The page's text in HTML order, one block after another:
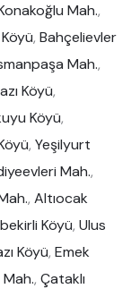
Mah.,
, Bahçelievler
Mah.,
Köyü,
Köyü,
, Yeşilyurt
Mah.,
, Altıocak
Köyü, Ulus
Köyü, Emek
Mah., Çataklı